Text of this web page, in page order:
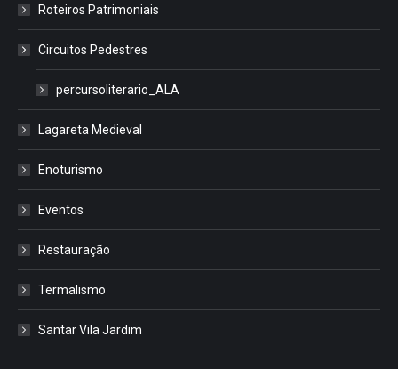
Roteiros Patrimoniais
Circuitos Pedestres
percursoliterario_ALA
Lagareta Medieval
Enoturismo
Eventos
Restauração
Termalismo
Santar Vila Jardim